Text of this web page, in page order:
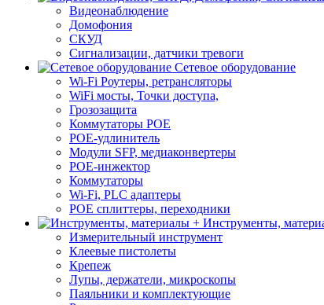
Видеонаблюдение
Домофония
СКУД
Сигнализации, датчики тревоги
Сетевое оборудование
Wi-Fi Роутеры, ретрансляторы
WiFi мосты, Точки доступа,
Грозозащита
Коммутаторы POE
POE-удлинитель
Модули SFP, медиаконвертеры
POE-инжектор
Коммутаторы
Wi-Fi, PLC адаптеры
POE сплиттеры, переходники
Инструменты,
Измерительный инструмент
Клеевые пистолеты
Крепеж
Лупы, держатели, микроскопы
Паяльники и комплектующие